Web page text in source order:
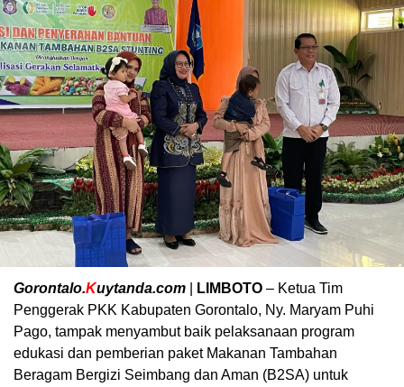
Gorontalo.Kuytanda.com LIMBOTO – Ketua Tim
Penggerak PKK Kabupaten Gorontalo, Ny. Maryam Puhi
Pago, tampak menyambut baik pelaksanaan program
edukasi dan pemberian paket Makanan Tambahan
Beragam Bergizi Seimbang dan Aman (B2SA) untuk